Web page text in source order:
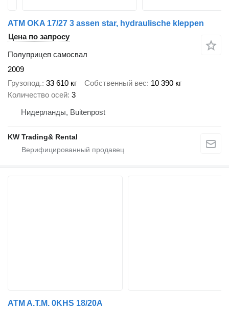
ATM OKA 17/27 3 assen star, hydraulische kleppen
Цена по запросу
Полуприцеп самосвал
2009
Грузопод. 33 610 кг Собственный вес 10 390 кг
Количество осей 3
Нидерланды, Buitenpost
KW Trading& Rental
ATM A.T.M. 0KHS 18/20A